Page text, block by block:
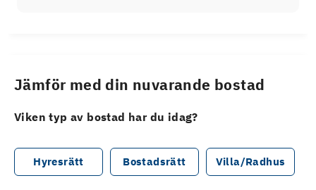
Jämför med din nuvarande bostad
Viken typ av bostad har du idag?
Hyresrätt Bostadsrätt Villa/Radhus